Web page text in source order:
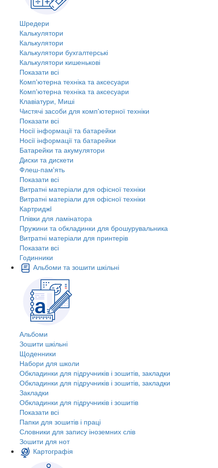
Шредери
Калькулятори
Калькулятори
Калькулятори бухгалтерські
Калькулятори кишенькові
Показати всі
Комп'ютерна техніка та аксесуари
Комп'ютерна техніка та аксесуари
Клавіатури, Миші
Чистячі засоби для комп'ютерної техніки
Показати всі
Носії інформації та батарейки
Носії інформації та батарейки
Батарейки та акумулятори
Диски та дискети
Флеш-пам'ять
Показати всі
Витратні матеріали для офісної техніки
Витратні матеріали для офісної техніки
Картриджi
Плівки для ламінатора
Пружини та обкладинки для брошурувальника
Витратні матеріали для принтерів
Показати всі
Годинники
Альбоми та зошити шкільні
Альбоми
Зошити шкільні
Щоденники
Набори для школи
Обкладинки для підручників і зошитів, закладки
Обкладинки для підручників і зошитів, закладки
Закладки
Обкладинки для підручників і зошитів
Показати всі
Папки для зошитів і праці
Словники для запису іноземних слів
Зошити для нот
Картографія